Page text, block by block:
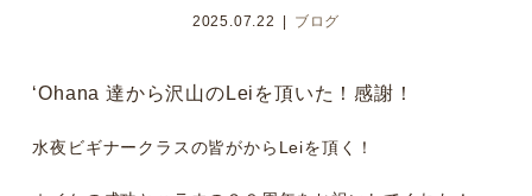
2025.07.22 ブログ
ʻOhana 達から沢山のLeiを頂いた！感謝！
水夜ビギナークラスの皆がからLeiを頂く！